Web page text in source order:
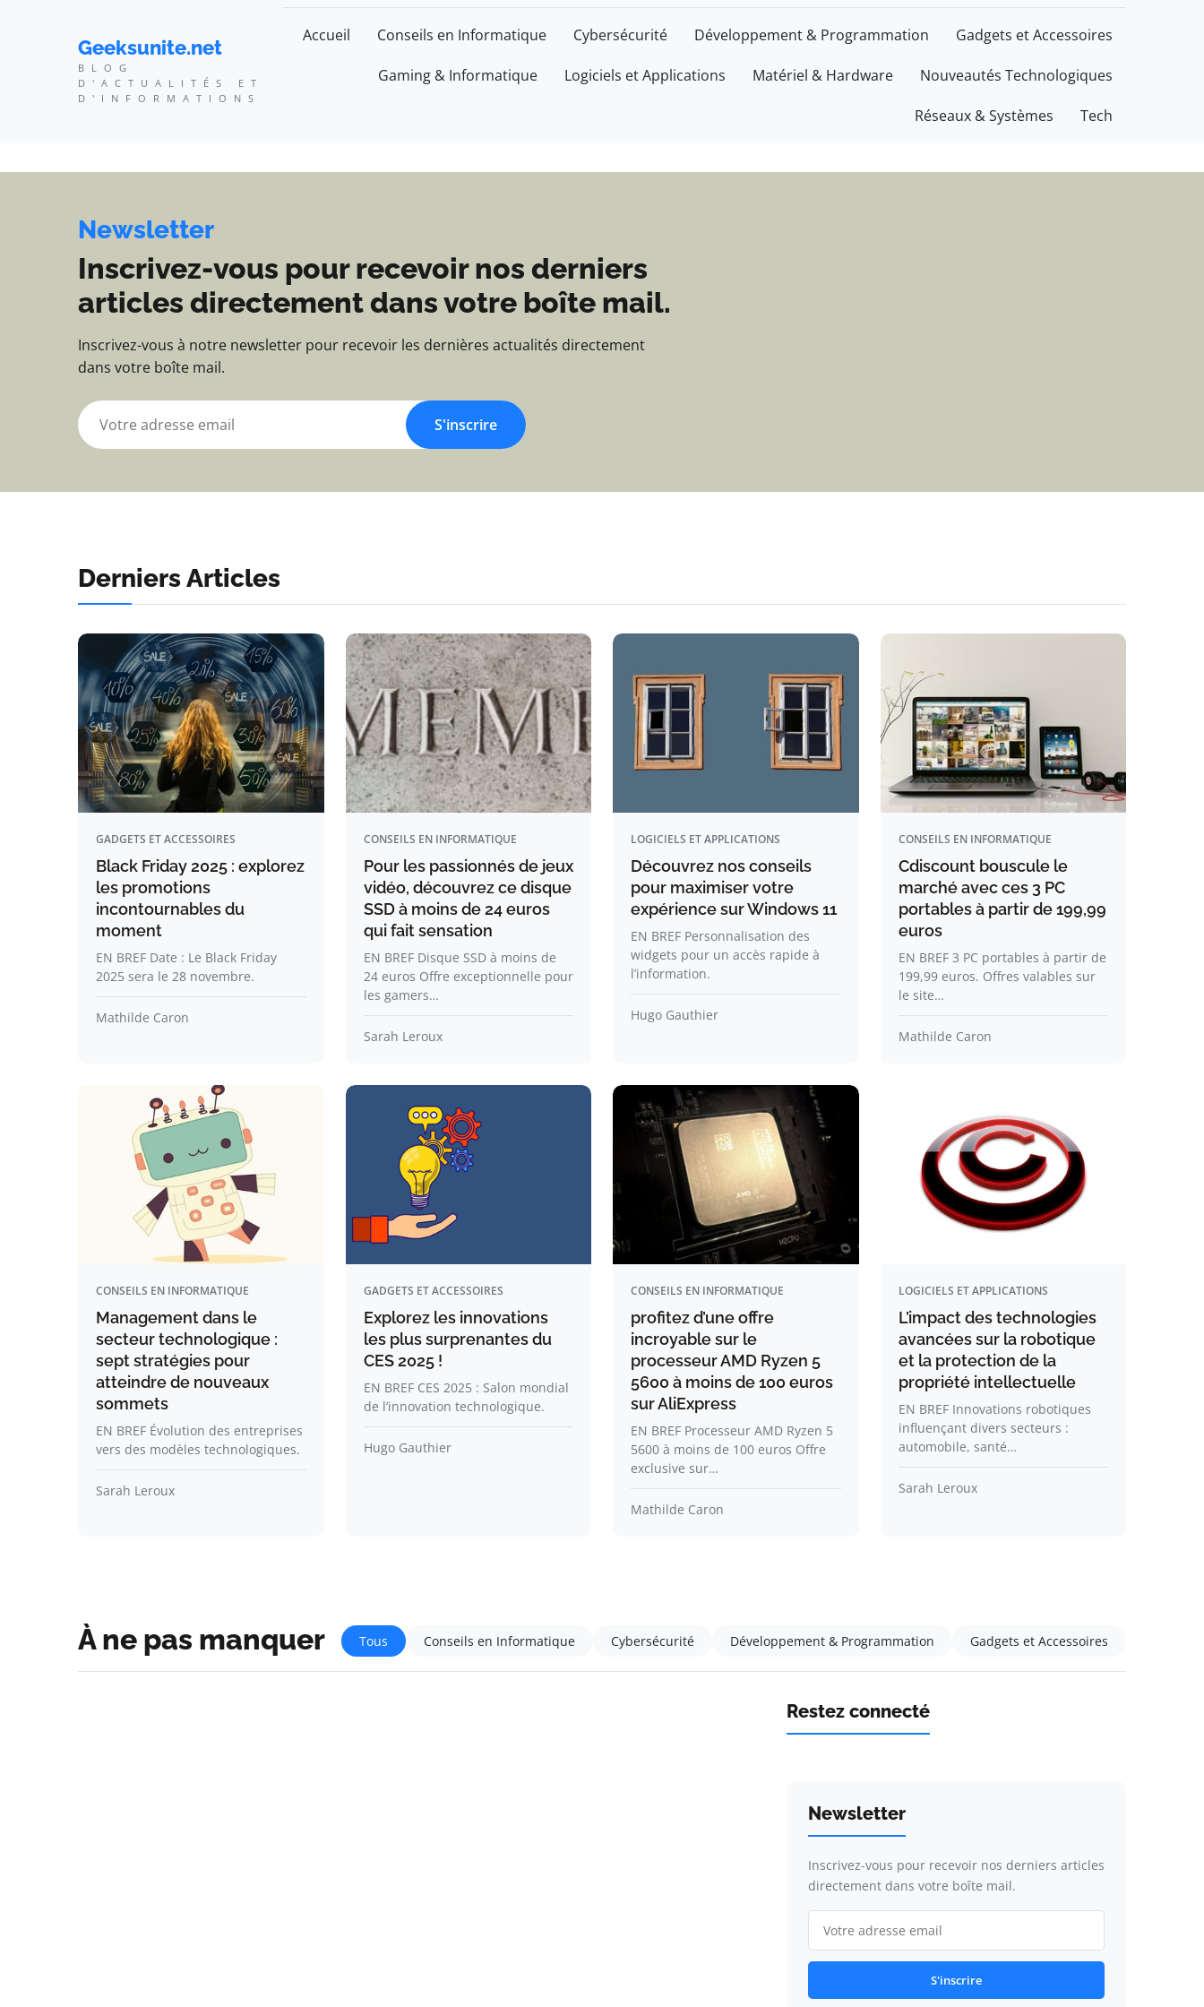
Geeksunite.net - Blog d'actualités et d'informations
Geeksunite.net
BLOG
D'ACTUALITÉS ET
D'INFORMATIONS
Accueil Conseils en Informatique Cybersécurité Développement & Programmation Gadgets et Accessoires
Gaming & Informatique Logiciels et Applications Matériel & Hardware Nouveautés Technologiques
Réseaux & Systèmes Tech
Newsletter
Inscrivez-vous pour recevoir nos derniers
articles directement dans votre boîte mail.
Inscrivez-vous à notre newsletter pour recevoir les dernières actualités directement
dans votre boîte mail.
S'inscrire
Derniers Articles
GADGETS ET ACCESSOIRES
Black Friday 2025 : explorez
les promotions
incontournables du
moment
EN BREF Date : Le Black Friday
2025 sera le 28 novembre.
Mathilde Caron
CONSEILS EN INFORMATIQUE
Pour les passionnés de jeux
vidéo, découvrez ce disque
SSD à moins de 24 euros
qui fait sensation
EN BREF Disque SSD à moins de
24 euros Offre exceptionnelle pour
les gamers…
Sarah Leroux
LOGICIELS ET APPLICATIONS
Découvrez nos conseils
pour maximiser votre
expérience sur Windows 11
EN BREF Personnalisation des
widgets pour un accès rapide à
l’information.
Hugo Gauthier
CONSEILS EN INFORMATIQUE
Cdiscount bouscule le
marché avec ces 3 PC
portables à partir de 199,99
euros
EN BREF 3 PC portables à partir de
199,99 euros. Offres valables sur
le site…
Mathilde Caron
CONSEILS EN INFORMATIQUE
Management dans le
secteur technologique :
sept stratégies pour
atteindre de nouveaux
sommets
EN BREF Évolution des entreprises
vers des modèles technologiques.
Sarah Leroux
GADGETS ET ACCESSOIRES
Explorez les innovations
les plus surprenantes du
CES 2025 !
EN BREF CES 2025 : Salon mondial
de l’innovation technologique.
Hugo Gauthier
CONSEILS EN INFORMATIQUE
profitez d’une offre
incroyable sur le
processeur AMD Ryzen 5
5600 à moins de 100 euros
sur AliExpress
EN BREF Processeur AMD Ryzen 5
5600 à moins de 100 euros Offre
exclusive sur…
Mathilde Caron
LOGICIELS ET APPLICATIONS
L’impact des technologies
avancées sur la robotique
et la protection de la
propriété intellectuelle
EN BREF Innovations robotiques
influençant divers secteurs :
automobile, santé…
Sarah Leroux
À ne pas manquer Tous Conseils en Informatique Cybersécurité Développement & Programmation Gadgets et Accessoires
Restez connecté
Newsletter
Inscrivez-vous pour recevoir nos derniers articles
directement dans votre boîte mail.
S'inscrire